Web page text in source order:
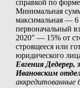
справкой по
Минимальная
максимальная —
первоначальный
2020" — 15% от
строящееся или
юридического
Евгения Дедерер,
Ивановским
аккредитованные